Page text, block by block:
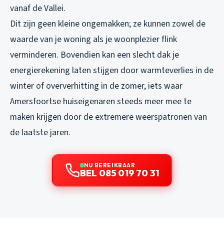
vanaf de Vallei.
Dit zijn geen kleine ongemakken; ze kunnen zowel de
waarde van je woning als je woonplezier flink
verminderen. Bovendien kan een slecht dak je
energierekening laten stijgen door warmteverlies in de
winter of oververhitting in de zomer, iets waar
Amersfoortse huiseigenaren steeds meer mee te
maken krijgen door de extremere weerspatronen van
de laatste jaren.
NU BEREIKBAAR
BEL 085 019 70 31